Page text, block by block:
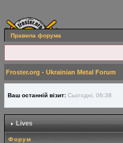
Правила форума
Froster.org - Ukrainian Metal Forum
Ваш останній візит: Сьогодні, 06:38
Lives
Форум